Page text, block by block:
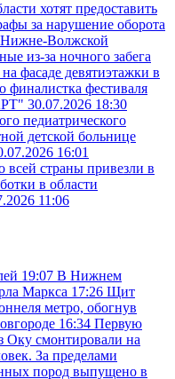
хотят предоставить
за нарушение оборота
Волжской
из-за ночного забега
фасаде девятиэтажки в
финалистка фестиваля
30.07.2026 18:30
педиатрического
детской больнице
16:01
страны привезли в
в области
11:06
19:07 В Нижнем
Маркса 17:26 Щит
метро, обогнув
16:34 Первую
Оку смонтировали на
За пределами
пород выпущено в